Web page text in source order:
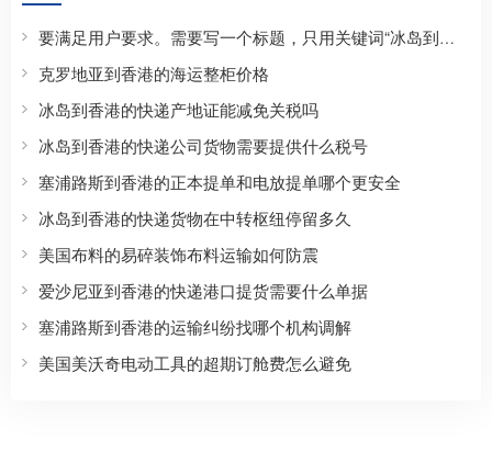
要满足用户要求。需要写一个标题，只用关键词“冰岛到香港的快递运输中怎么防金属件生锈”，且正文约800字，正文要包含SEO长尾方向，自然覆盖价格、流程、条件、选择标准、适合人群、常见问题、注意事项、避坑建议、对比参考、地区/场景/行业属性、用户口语化问题等。开头前100字内出现核心关键词，然后使用Markdown二级标题划分3-6个主体章节，每个标题尽量包含核心词或变体，可以使用三级标题。结尾可用总结。需要具体有逻辑。
克罗地亚到香港的海运整柜价格
冰岛到香港的快递产地证能减免关税吗
冰岛到香港的快递公司货物需要提供什么税号
塞浦路斯到香港的正本提单和电放提单哪个更安全
冰岛到香港的快递货物在中转枢纽停留多久
美国布料的易碎装饰布料运输如何防震
爱沙尼亚到香港的快递港口提货需要什么单据
塞浦路斯到香港的运输纠纷找哪个机构调解
美国美沃奇电动工具的超期订舱费怎么避免